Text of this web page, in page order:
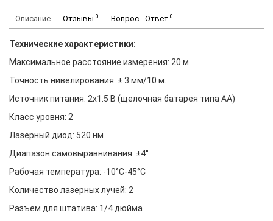
Описание Отзывы 0 Вопрос - Ответ 0
Технические характеристики:
Максимальное расстояние измерения: 20 м
Точность нивелирования: ± 3 мм/10 м.
Источник питания: 2x1.5 В (щелочная батарея типа АА)
Класс уровня: 2
Лазерный диод: 520 нм
Диапазон самовыравнивания: ±4°
Рабочая температура: -10°C-45°C
Количество лазерных лучей: 2
Разъем для штатива: 1/4 дюйма